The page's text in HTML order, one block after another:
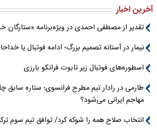
آخرین اخبار
تقدیر از مصطفی احمدی در ویژه‌برنامه «ستارگان
نیمار در آستانه تصمیم بزرگ؛ ادامه فوتبال یا
اسطوره‌های فوتبال زیر تابوت فرانکو بارزی
طارمی در رادار تیم مطرح فرانسوی؛ ستاره سابق
مهاجم ایرانی می‌شود؟
انتخاب صلاح همه را شوکه کرد/ توافق تیم سوم